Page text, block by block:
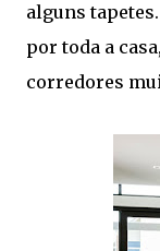
alguns
por toda a
corredores